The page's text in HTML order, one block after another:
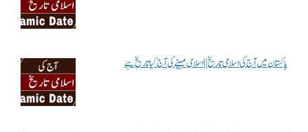
پاکستان میں آج کی اسلامی تاریخ || اسلامی مہینے کی آج کیا تاریخ ہے